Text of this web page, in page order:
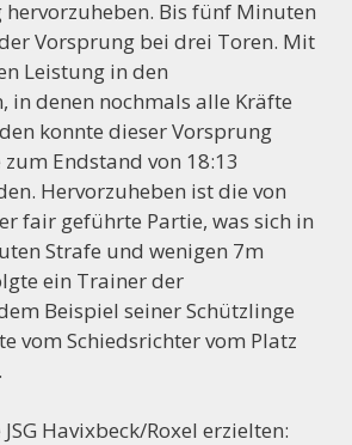
Bis fünf Minuten
Vorsprung bei drei Toren. Mit
Leistung in den
in denen nochmals alle Kräfte
konnte dieser Vorsprung
Endstand von 18:13
Hervorzuheben ist die von
fair geführte Partie, was sich in
Strafe und wenigen 7m
ein Trainer der
Beispiel seiner Schützlinge
vom Schiedsrichter vom Platz
Havixbeck/Roxel erzielten: